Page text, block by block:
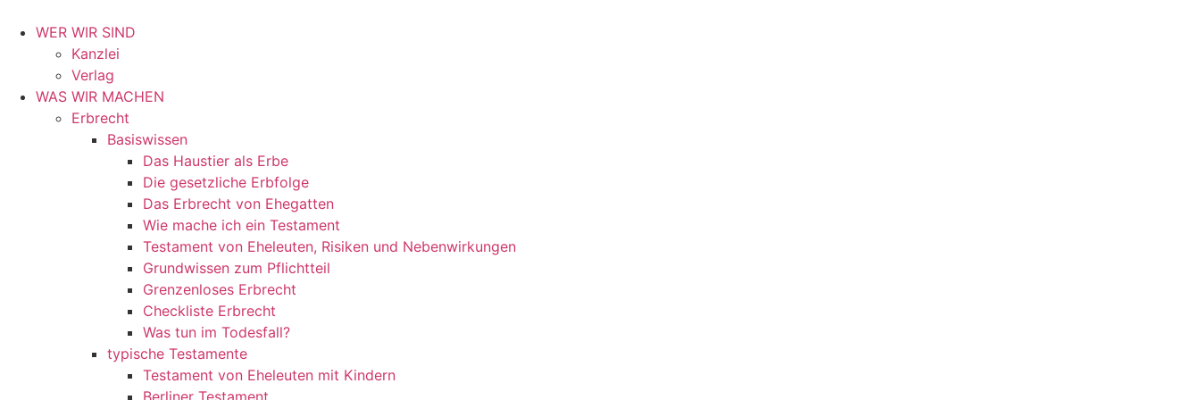
WER WIR SIND
Kanzlei
Verlag
WAS WIR MACHEN
Erbrecht
Basiswissen
Das Haustier als Erbe
Die gesetzliche Erbfolge
Das Erbrecht von Ehegatten
Wie mache ich ein Testament
Testament von Eheleuten, Risiken und Nebenwirkungen
Grundwissen zum Pflichtteil
Grenzenloses Erbrecht
Checkliste Erbrecht
Was tun im Todesfall?
typische Testamente
Testament von Eheleuten mit Kindern
Berliner Testament